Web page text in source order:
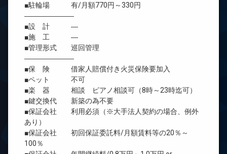
■駐輪場 有/月額770円～330円
―――――――
■設 計 ―
■施 工 ―
■管理形式 巡回管理
―――――――
■保 険 借家人賠償付き火災保険要加入
■ペット 不可
■楽 器 相談 ピアノ相談可（8時～23時迄可）
■鍵交換代 新築の為不要
■保証会社 利用必須（※大手法人契約の場合、例外
あり）
■保証会社 初回保証委託料/月額賃料等の20％～
100％